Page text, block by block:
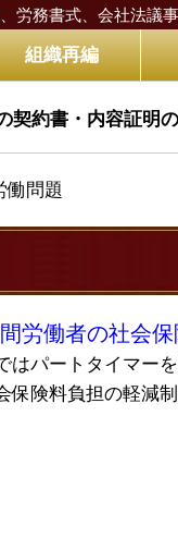
労務書式、 会社法議
組織再編
契約書・内容証明
働問題
労働者の社会
はパートタイマー
保険料負担の軽減